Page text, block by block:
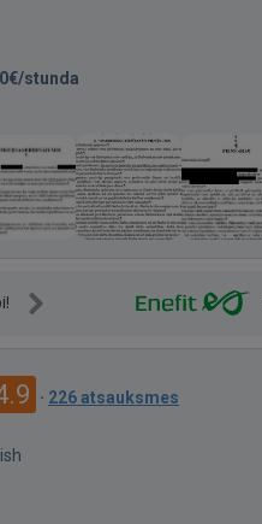
stunda
· 226 atsauksmes